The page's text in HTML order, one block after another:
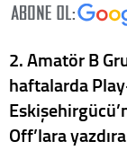
2. Amatör B
haftalarda
Off’lara